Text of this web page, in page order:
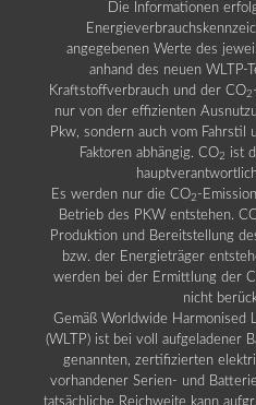
Die Informationen
angegebenen Werte des
anhand des neuen
Kraftstoffverbrauch und der CO2
nur von der effizienten
Pkw, sondern auch vom Fahrstil
Faktoren abhängig. CO2 ist
Es werden nur die CO2 -
Betrieb des PKW entstehen.
Produktion und Bereitstellung
bzw. der Energieträger
werden bei der Ermittlung der
nicht
Gemäß Worldwide Harmonised
(WLTP) ist bei voll aufgeladener
genannten, zertifizierten
vorhandener Serien- und